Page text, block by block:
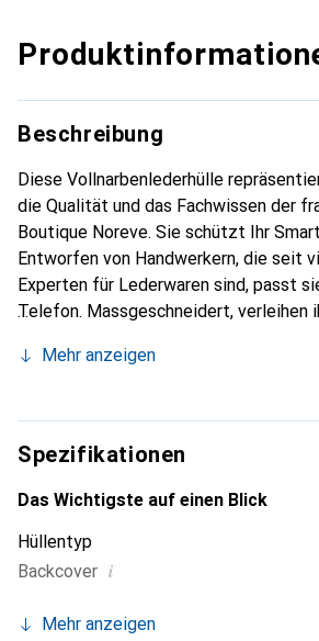
Beschreibung
Diese Vollnarbenlederhülle
die Qualität und das Fachwissen der
Boutique Noreve. Sie schützt Ihr
Entworfen von Handwerkern, die seit
Experten für Lederwaren sind, passt
Telefon. Massgeschneidert, verleihen
unverzichtbaren Accessoire für Ihr
die Marke Noreve eine sichere Wahl
anspruchsvolle Kundschaft.
Mehr anzeigen
Spezifikationen
Das Wichtigste auf einen Blick
Hüllentyp
Backcover i
Mehr anzeigen